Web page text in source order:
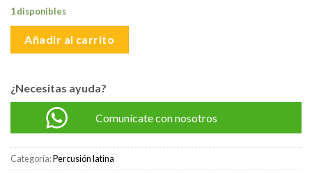
1 disponibles
Añadir al carrito
¿Necesitas ayuda?
Comunícate con nosotros
Categoría:Percusión latina